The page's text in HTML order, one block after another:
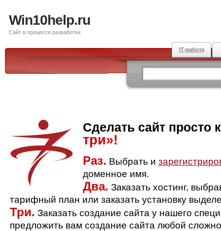
Win10help.ru
Сайт в процессе разработки
IT-работа
Сделать сайт просто
три»!
Раз. Выбрать и
доменное имя.
Два. Заказать хостинг,
тарифный план или заказать установку
Три. Заказать создание сайта у нашего
предложить вам создание сайта любой